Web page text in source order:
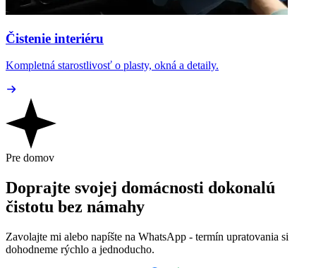
Čistenie interiéru
Kompletná starostlivosť o plasty, okná a detaily.
Pre domov
Doprajte svojej domácnosti dokonalú
čistotu bez námahy
Zavolajte mi alebo napíšte na WhatsApp - termín upratovania si
dohodneme rýchlo a jednoducho.